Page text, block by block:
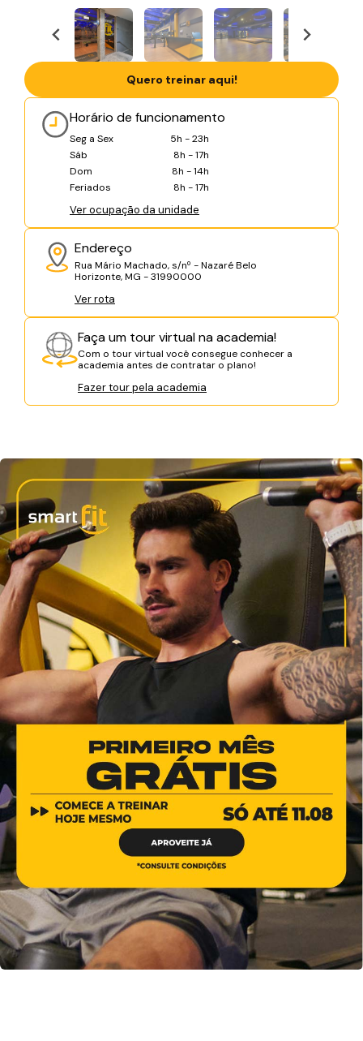
Horário de funcionamento
Seg a Sex
5h - 23h
Sáb
8h - 17h
Dom
8h - 14h
Feriados
8h - 17h
Ver ocupação da unidade
Endereço
Rua Mário Machado, s/nº - Nazaré Belo
Horizonte, MG - 31990000
Ver rota
Faça um tour virtual na academia!
Com o tour virtual você consegue conhecer a
academia antes de contratar o plano!
Fazer tour pela academia
Quero treinar aqui!